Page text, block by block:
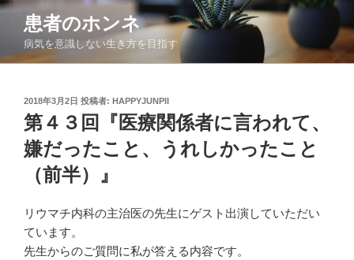
コ
ン
患者のホンネ
病気を意識しない生き方を目指す
投
稿
日:
2018年3月2日 投稿者: HAPPYJUNPII
第４３回『医療関係者に言われて、
嫌だったこと、うれしかったこと
（前半）』
リウマチ内科の主治医の先生にゲスト出演していただい
ています。
先生からのご質問に私が答える内容です。